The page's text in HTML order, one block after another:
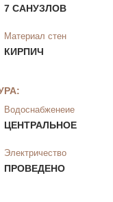
7 САНУЗЛОВ
Материал стен
КИРПИЧ
Водоснабженеие
ЦЕНТРАЛЬНОЕ
Электричество
ПРОВЕДЕНО